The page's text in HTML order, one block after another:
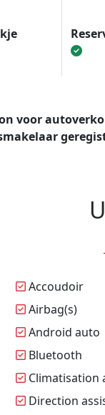
voor
Accoudoir
Airbag(s)
Android auto
Bluetooth
Climatisation
Direction